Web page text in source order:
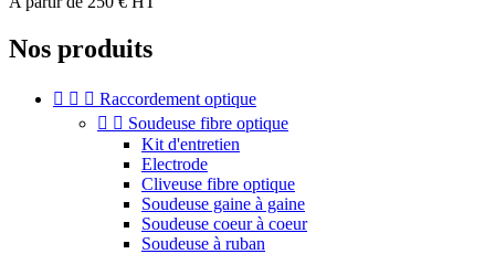
Nos produits
   Raccordement optique
  Soudeuse fibre optique
Kit d'entretien
Electrode
Cliveuse fibre optique
Soudeuse gaine à gaine
Soudeuse coeur à coeur
Soudeuse à ruban